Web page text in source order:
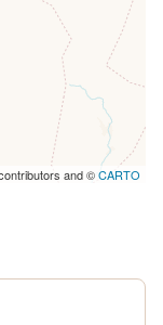
and ©CARTO